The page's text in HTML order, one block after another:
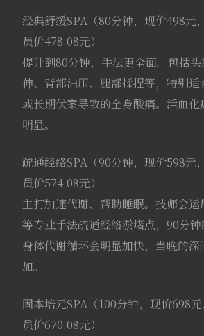
经典舒缓SPA（80分钟，现价498元
员价478.08元）
提升到80分钟，手法更全面。包括
伸、背部油压、腿部揉捏等，特别
或长期伏案导致的全身酸痛。活血
明显。
疏通经络SPA（90分钟，现价598元
员价574.08元）
主打加速代谢、帮助睡眠。技师会
等专业手法疏通经络淤堵点，90分钟
身体代谢循环会明显加快，当晚的深
加。
固本培元SPA（100分钟，现价698
员价670.08元）